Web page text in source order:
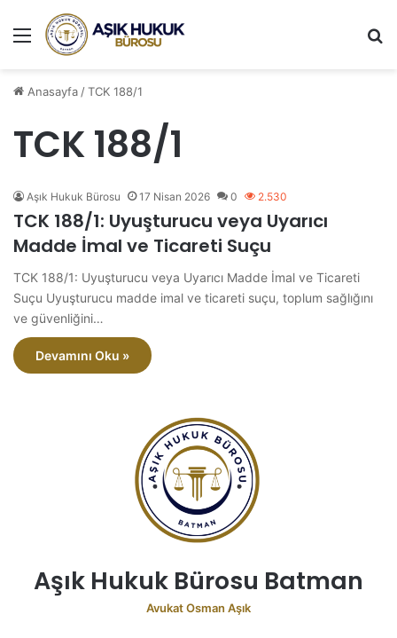
Menü
Anasayfa/TCK 188/1
TCK 188/1
Aşık Hukuk Bürosu 17 Nisan 2026 0 2.530
TCK 188/1: Uyuşturucu veya Uyarıcı
Madde İmal ve Ticareti Suçu
TCK 188/1: Uyuşturucu veya Uyarıcı Madde İmal ve Ticareti
Suçu Uyuşturucu madde imal ve ticareti suçu, toplum sağlığını
ve güvenliğini…
Devamını Oku »
Aşık Hukuk Bürosu Batman
Avukat Osman Aşık